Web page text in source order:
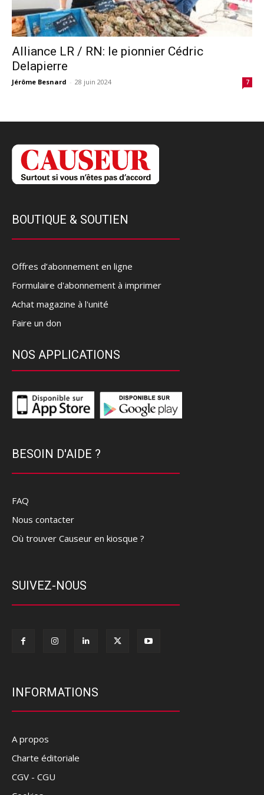
Alliance LR / RN: le pionnier Cédric
Delapierre
Jérôme Besnard - 28 juin 2024 7
BOUTIQUE & SOUTIEN
Offres d’abonnement en ligne
Formulaire d'abonnement à imprimer
Achat magazine à l'unité
Faire un don
NOS APPLICATIONS
BESOIN D'AIDE ?
FAQ
Nous contacter
Où trouver Causeur en kiosque ?
SUIVEZ-NOUS
INFORMATIONS
A propos
Charte éditoriale
CGV - CGU